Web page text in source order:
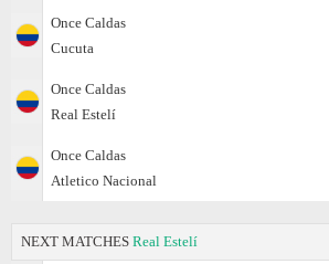
Once Caldas
Cucuta
Once Caldas
Real Estelí
Once Caldas
Atletico Nacional
NEXT MATCHES Real Estelí